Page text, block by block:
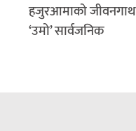
हजुरआमाको
‘उमो’ सार्वजनिक